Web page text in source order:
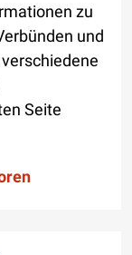
zu
und
Seite